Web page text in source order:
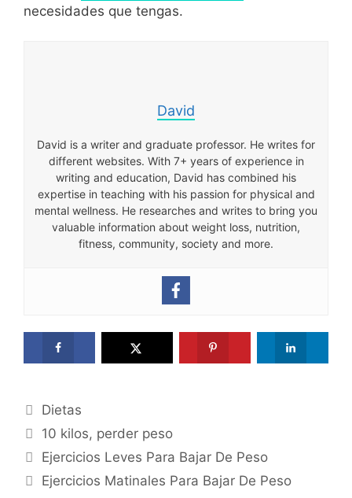
necesidades que tengas.
David
David is a writer and graduate professor. He writes for
different websites. With 7+ years of experience in
writing and education, David has combined his
expertise in teaching with his passion for physical and
mental wellness. He researches and writes to bring you
valuable information about weight loss, nutrition,
fitness, community, society and more.
Categories
Dietas
Tags
10 kilos, perder peso
Ejercicios Leves Para Bajar De Peso
Ejercicios Matinales Para Bajar De Peso